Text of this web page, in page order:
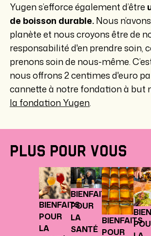
Yugen s’efforce également d’être
de boisson durable.Nous
planète et nous croyons être de
responsabilité d'en prendre soin,
prenons soin de nous-même.
nous offrons 2 centimes d'euro
cannette à notre fondation à but
la fondation Yugen.
PLUS POUR VOUS
BIENFAITS
POUR
LA
BIENFAITS
POUR
LA
SANTÉ
BIENFAITS
POUR